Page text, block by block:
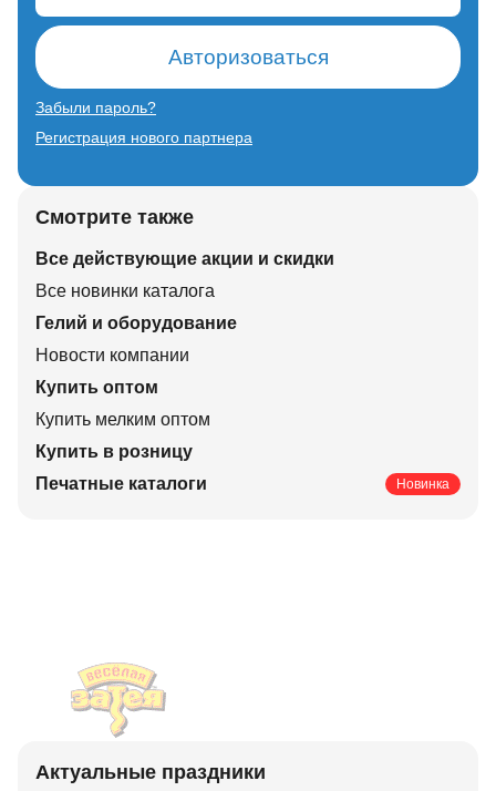
Авторизоваться
Забыли пароль?
Регистрация нового партнера
Смотрите также
Все действующие акции и скидки
Все новинки каталога
Гелий и оборудование
Новости компании
Купить оптом
Купить мелким оптом
Купить в розницу
Печатные каталоги
Новинка
Актуальные праздники